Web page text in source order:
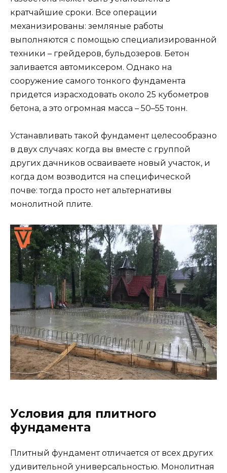
кратчайшие сроки. Все операции
механизированы: земляные работы
выполняются с помощью специализированной
техники – грейдеров, бульдозеров. Бетон
заливается автомиксером. Однако на
сооружение самого тонкого фундамента
придется израсходовать около 25 кубометров
бетона, а это огромная масса – 50–55 тонн.
Устанавливать такой фундамент целесообразно
в двух случаях: когда вы вместе с группой
других дачников осваиваете новый участок, и
когда дом возводится на специфической
почве: тогда просто нет альтернативы
монолитной плите.
Условия для плитного
фундамента
Плитный фундамент отличается от всех других
удивительной универсальностью. Монолитная